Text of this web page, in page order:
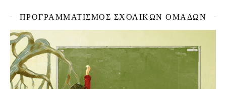
ΠΡΟΓΡΑΜΜΑΤΙΣΜΌΣ ΣΧΟΛΙΚΏΝ ΟΜΆΔΩΝ